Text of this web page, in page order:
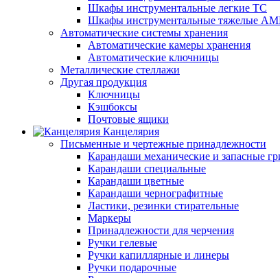
Шкафы инструментальные легкие ТС
Шкафы инструментальные тяжелые
Автоматические системы хранения
Автоматические камеры хранения
Автоматические ключницы
Металлические стеллажи
Другая продукция
Ключницы
Кэшбоксы
Почтовые ящики
Канцелярия
Письменные и чертежные принадлежности
Карандаши механические и запасные
Карандаши специальные
Карандаши цветные
Карандаши чернографитные
Ластики, резинки стирательные
Маркеры
Принадлежности для черчения
Ручки гелевые
Ручки капиллярные и линеры
Ручки подарочные